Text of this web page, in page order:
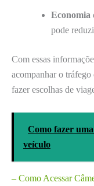
Economia
pode
Com essas
acompanhar o
fazer escolhas de
Como fazer
veículo
– Como Acessar